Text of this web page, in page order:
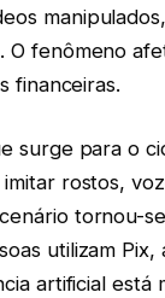
O fenômeno
financeiras.
surge para o
rostos,
tornou-
utilizam
artificial